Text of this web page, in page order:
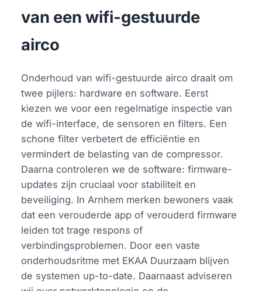
van een wifi-gestuurde
airco
Onderhoud van wifi-gestuurde airco draait om
twee pijlers: hardware en software. Eerst
kiezen we voor een regelmatige inspectie van
de wifi-interface, de sensoren en filters. Een
schone filter verbetert de efficiëntie en
vermindert de belasting van de compressor.
Daarna controleren we de software: firmware-
updates zijn cruciaal voor stabiliteit en
beveiliging. In Arnhem merken bewoners vaak
dat een verouderde app of verouderd firmware
leiden tot trage respons of
verbindingsproblemen. Door een vaste
onderhoudsritme met EKAA Duurzaam blijven
de systemen up-to-date. Daarnaast adviseren